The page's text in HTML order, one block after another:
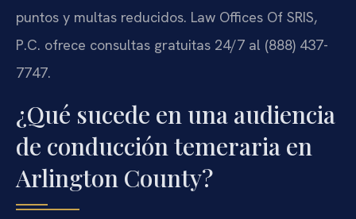
puntos y multas reducidos. Law Offices Of SRIS,
P.C. ofrece consultas gratuitas 24/7 al (888) 437-
7747.
¿Qué sucede en una audiencia
de conducción temeraria en
Arlington County?